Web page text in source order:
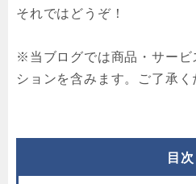
それではどうぞ！
※当ブログでは商品・サービ
ションを含みます。ご了承く
目次